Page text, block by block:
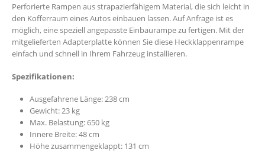
Perforierte Rampen aus strapazierfähigem Material, die sich leicht in
den Kofferraum eines Autos einbauen lassen. Auf Anfrage ist es
möglich, eine speziell angepasste Einbaurampe zu fertigen. Mit der
mitgelieferten Adapterplatte können Sie diese Heckklappenrampe
einfach und schnell in Ihrem Fahrzeug installieren.
Spezifikationen:
Ausgefahrene Länge: 238 cm
Gewicht: 23 kg
Max. Belastung: 650 kg
Innere Breite: 48 cm
Höhe zusammengeklappt: 131 cm